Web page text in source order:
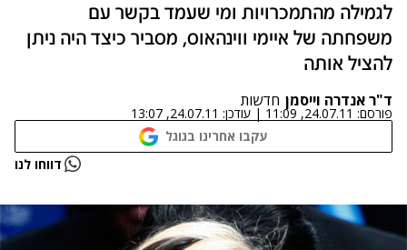
לגמילה מהתמכרויות ומי שעמד בקשר עם
משפחתה של איימי ווינהאוס, מסביר כיצד היה ניתן
להציל אותה
ד"ר אנדרה וייסמן חדשות
פורסם: 24.07.11, 11:09
| עודכן: 24.07.11, 13:07
עקבו אחרינו בגוגל
דווחו לנו